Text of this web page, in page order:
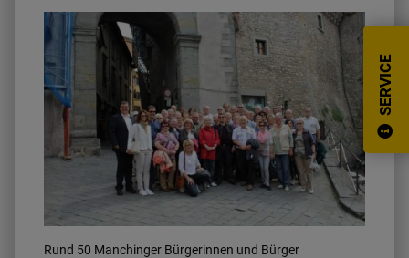
SERVICE
Rund 50 Manchinger Bürgerinnen und Bürger